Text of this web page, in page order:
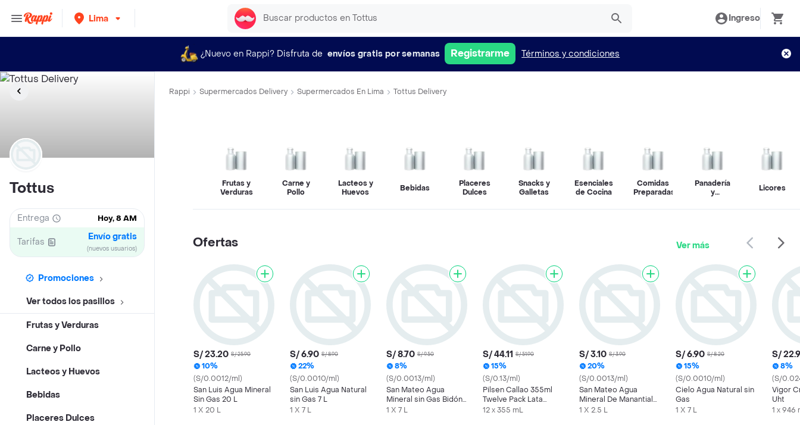
Lima Ingreso
¿Nuevo en Rappi? Disfruta de envíos gratis por semanas Registrarme Términos y condiciones
Tottus
Entrega Hoy, 8 AM
Tarifas Envío gratis
(nuevos usuarios)
Promociones
Ver todos los pasillos
Frutas y Verduras
Carne y Pollo
Lacteos y Huevos
Bebidas
Placeres Dulces
Rappi Supermercados Delivery Supermercados En Lima Tottus Delivery
Frutas y
Verduras
Carne y
Pollo
Lacteos y
Huevos
Bebidas
Placeres
Dulces
Snacks y
Galletas
Esenciales
de Cocina
Comidas
Preparadas
Panadería
y
Licores
Ofertas Ver más
S/ 23.20 S/ 25.90
10%
(S/0.0012/ml)
San Luis Agua Mineral
Sin Gas 20 L
1 X 20 L
S/ 6.90 S/ 8.90
22%
(S/0.0010/ml)
San Luis Agua Natural
sin Gas 7 L
1 X 7 L
S/ 8.70 S/ 9.50
8%
(S/0.0013/ml)
San Mateo Agua
Mineral sin Gas Bidón
7 l
1 X 7 L
S/ 44.11 S/ 51.90
15%
(S/0.13/ml)
Pilsen Callao 355ml
Twelve Pack Lata
Cerveza
12 x 355 mL
S/ 3.10 S/ 3.90
20%
(S/0.0013/ml)
San Mateo Agua
Mineral De Manantial
Sin Gas
1 X 2.5 L
S/ 6.90 S/ 8.20
15%
(S/0.0010/ml)
Cielo Agua Natural sin
Gas
1 X 7 L
S/
8%
(S/
Vigor
Uht
1 x 946